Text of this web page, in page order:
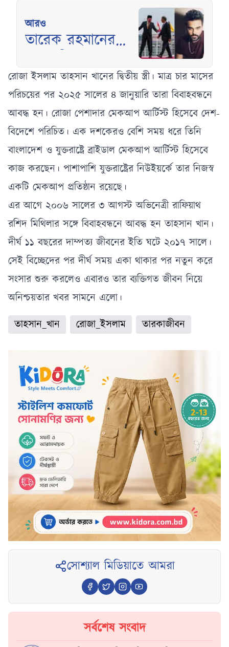
আরও
তারেক রহমানের
ভিডিওতে ‘মহাজাদু’,
বিস্মিত হাবিব
ওয়াহিদ
রোজা ইসলাম তাহসান খানের দ্বিতীয় স্ত্রী। মাত্র চার মাসের
পরিচয়ের পর ২০২৫ সালের ৪ জানুয়ারি তারা বিবাহবন্ধনে
আবদ্ধ হন। রোজা পেশাদার মেকআপ আর্টিস্ট হিসেবে দেশ-
বিদেশে পরিচিত। এক দশকেরও বেশি সময় ধরে তিনি
বাংলাদেশ ও যুক্তরাষ্ট্রে ব্রাইডাল মেকআপ আর্টিস্ট হিসেবে
কাজ করছেন। পাশাপাশি যুক্তরাষ্ট্রের নিউইয়র্কে তার নিজস্ব
একটি মেকআপ প্রতিষ্ঠান রয়েছে।
এর আগে ২০০৬ সালের ৩ আগস্ট অভিনেত্রী রাফিয়াথ
রশিদ মিথিলার সঙ্গে বিবাহবন্ধনে আবদ্ধ হন তাহসান খান।
দীর্ঘ ১১ বছরের দাম্পত্য জীবনের ইতি ঘটে ২০১৭ সালে।
সেই বিচ্ছেদের পর দীর্ঘ সময় একা থাকার পর নতুন করে
সংসার শুরু করলেও এবারও তার ব্যক্তিগত জীবন নিয়ে
অনিশ্চয়তার খবর সামনে এলো।
তাহসান_খান
রোজা_ইসলাম তারকাজীবন
সোশ্যাল মিডিয়াতে আমরা
সর্বশেষ সংবাদ